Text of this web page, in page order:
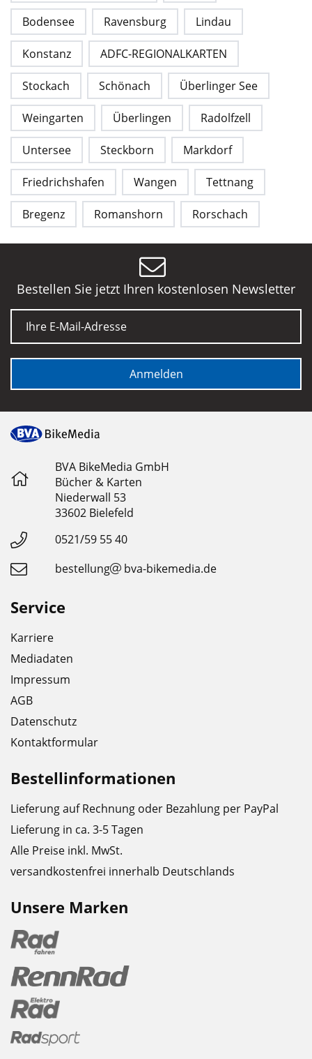
Bodensee Ravensburg Lindau
Konstanz ADFC-REGIONALKARTEN
Stockach Schönach Überlinger See
Weingarten Überlingen Radolfzell
Untersee Steckborn Markdorf
Friedrichshafen Wangen Tettnang
Bregenz Romanshorn Rorschach
Bestellen Sie jetzt Ihren kostenlosen Newsletter
E-Mail
Anmelden
BVA BikeMedia GmbH
Bücher & Karten
Niederwall 53
33602 Bielefeld
0521/59 55 40
bestellung
bva-bikemedia.de
Service
Karriere
Mediadaten
Impressum
AGB
Datenschutz
Kontaktformular
Bestellinformationen
Lieferung auf Rechnung oder Bezahlung per PayPal
Lieferung in ca. 3-5 Tagen
Alle Preise inkl. MwSt.
versandkostenfrei innerhalb Deutschlands
Unsere Marken